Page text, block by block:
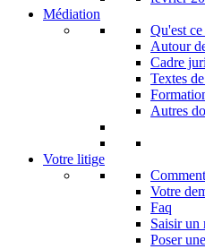
Médiation
Qu'est
Autour
Cadre
Textes
Autres
Votre litige
Votre
Faq
Saisir un
Poser